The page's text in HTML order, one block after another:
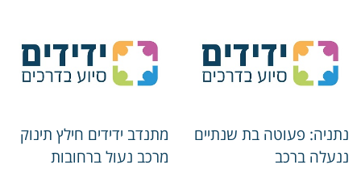
נתניה: פעוטה בת שנתיים
ננעלה ברכב
מתנדב ידידים חילץ תינוק
מרכב נעול ברחובות